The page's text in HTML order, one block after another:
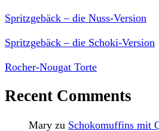
Spritzgebäck – die Nuss-Version
Spritzgebäck – die Schoki-Version
Rocher-Nougat Torte
Recent Comments
Mary zu Schokomuffins mit